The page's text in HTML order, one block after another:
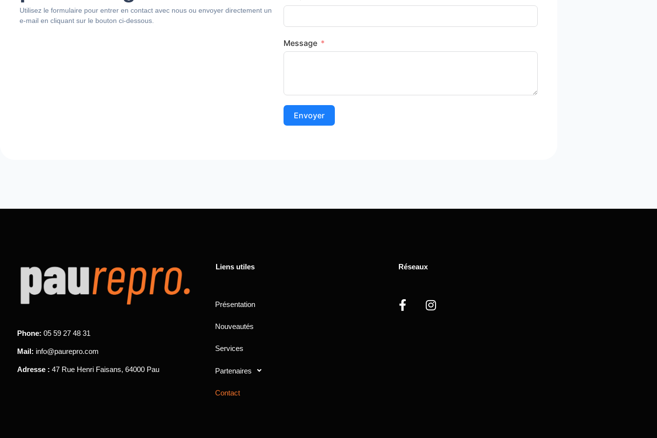
Utilisez le formulaire pour entrer en contact avec nous ou envoyer directement un
e-mail en cliquant sur le bouton ci-dessous.
Message
Envoyer
Phone: 05 59 27 48 31
Mail: info@paurepro.com
Adresse : 47 Rue Henri Faisans, 64000 Pau
Liens utiles
Présentation
Nouveautés
Services
Partenaires
Contact
Réseaux